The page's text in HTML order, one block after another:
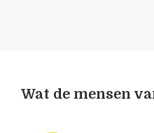
Wat de mensen